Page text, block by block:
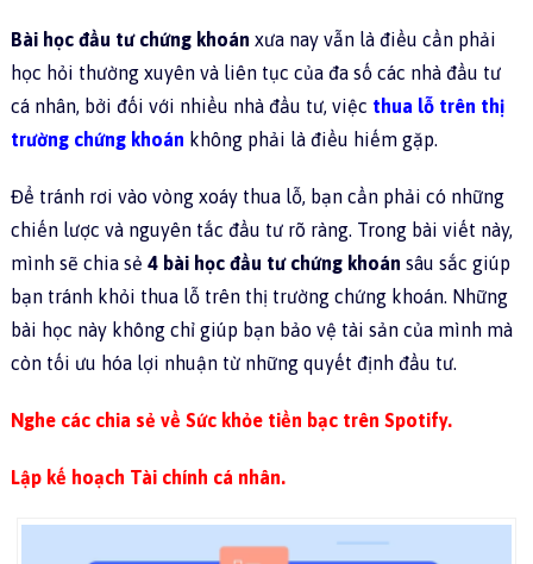
Bài học đầu tư chứng khoán xưa nay vẫn là điều cần phải
học hỏi thường xuyên và liên tục của đa số các nhà đầu tư
cá nhân, bởi đối với nhiều nhà đầu tư, việc thua lỗ trên thị
trường chứng khoán không phải là điều hiếm gặp.
Để tránh rơi vào vòng xoáy thua lỗ, bạn cần phải có những
chiến lược và nguyên tắc đầu tư rõ ràng. Trong bài viết này,
mình sẽ chia sẻ 4 bài học đầu tư chứng khoán sâu sắc giúp
bạn tránh khỏi thua lỗ trên thị trường chứng khoán. Những
bài học này không chỉ giúp bạn bảo vệ tài sản của mình mà
còn tối ưu hóa lợi nhuận từ những quyết định đầu tư.
Nghe các chia sẻ về Sức khỏe tiền bạc trên Spotify.
Lập kế hoạch Tài chính cá nhân.